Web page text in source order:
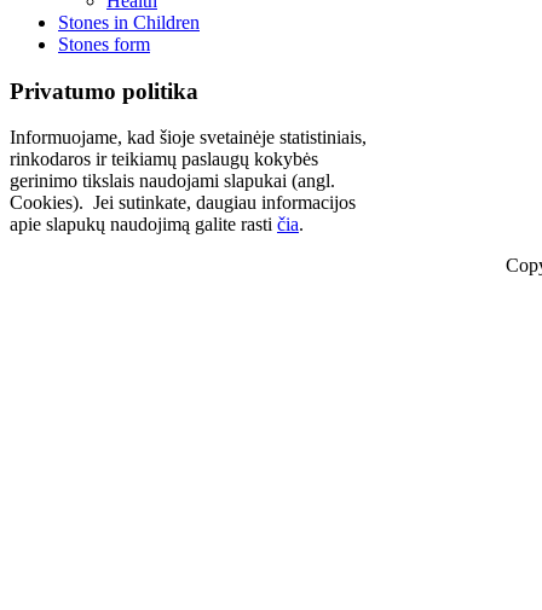
Stones in Children
Stones form
Privatumo politika
Informuojame, kad šioje svetainėje statistiniais,
rinkodaros ir teikiamų paslaugų kokybės
gerinimo tikslais naudojami slapukai (angl.
Cookies). Jei sutinkate, daugiau informacijos
apie slapukų naudojimą galite rasti čia.